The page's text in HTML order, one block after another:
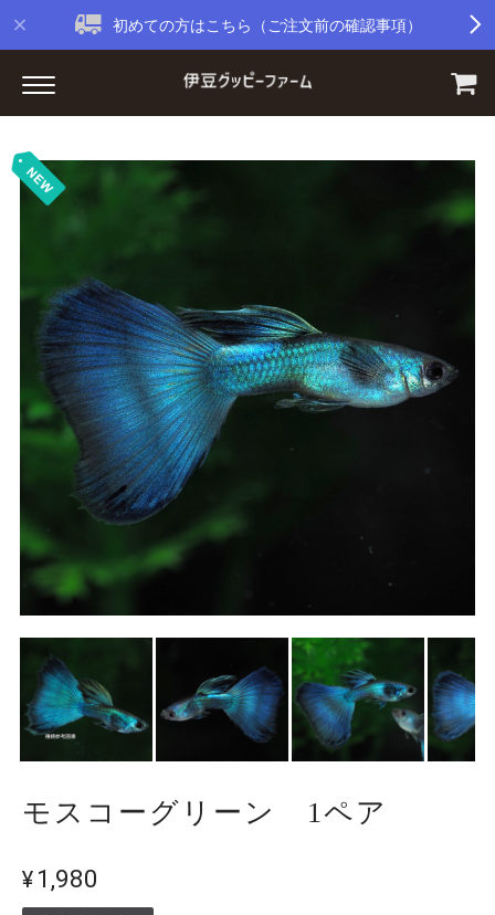
初めての方はこちら（ご注文前の確認事項）
モスコーグリーン 1ペア
¥1,980